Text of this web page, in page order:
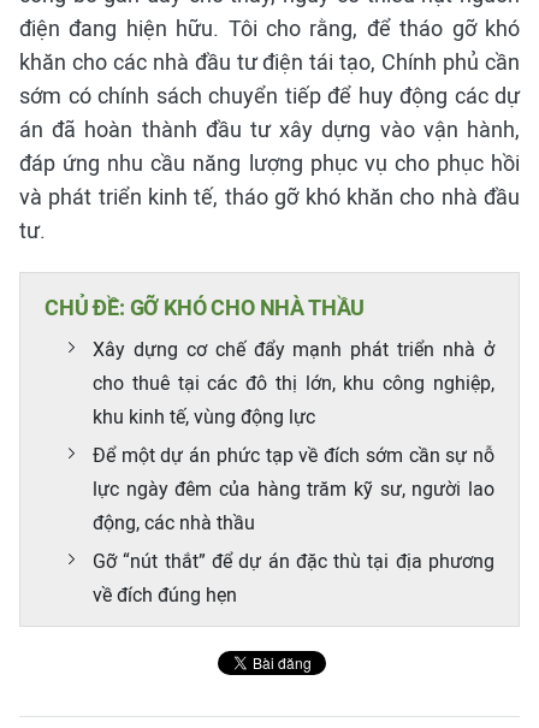
điện đang hiện hữu. Tôi cho rằng, để tháo gỡ khó
khăn cho các nhà đầu tư điện tái tạo, Chính phủ cần
sớm có chính sách chuyển tiếp để huy động các dự
án đã hoàn thành đầu tư xây dựng vào vận hành,
đáp ứng nhu cầu năng lượng phục vụ cho phục hồi
và phát triển kinh tế, tháo gỡ khó khăn cho nhà đầu
tư.
CHỦ ĐỀ: GỠ KHÓ CHO NHÀ THẦU
Xây dựng cơ chế đẩy mạnh phát triển nhà ở
cho thuê tại các đô thị lớn, khu công nghiệp,
khu kinh tế, vùng động lực
Để một dự án phức tạp về đích sớm cần sự nỗ
lực ngày đêm của hàng trăm kỹ sư, người lao
động, các nhà thầu
Gỡ “nút thắt” để dự án đặc thù tại địa phương
về đích đúng hẹn